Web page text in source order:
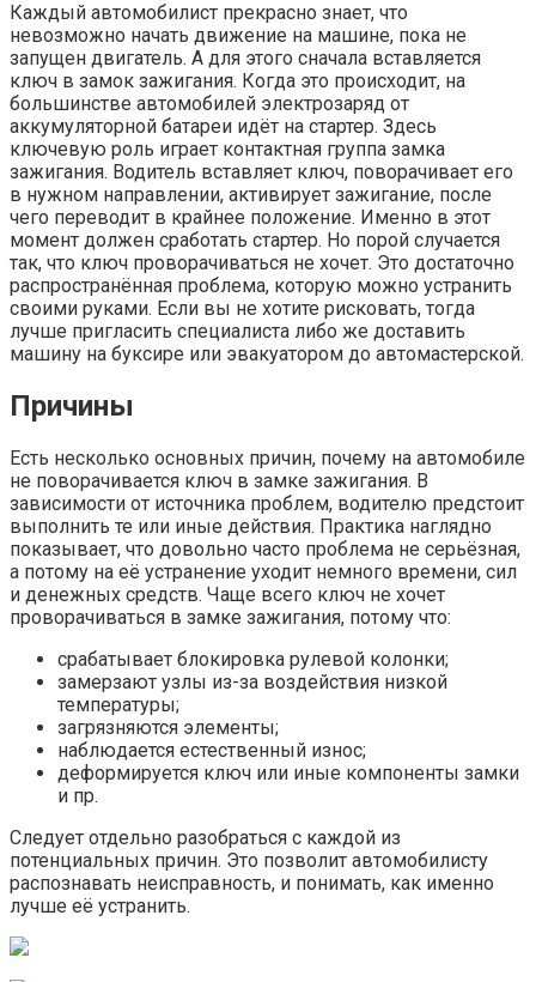
Каждый автомобилист прекрасно знает, что
невозможно начать движение на машине, пока не
запущен двигатель. А для этого сначала вставляется
ключ в замок зажигания. Когда это происходит, на
большинстве автомобилей электрозаряд от
аккумуляторной батареи идёт на стартер. Здесь
ключевую роль играет контактная группа замка
зажигания. Водитель вставляет ключ, поворачивает его
в нужном направлении, активирует зажигание, после
чего переводит в крайнее положение. Именно в этот
момент должен сработать стартер. Но порой случается
так, что ключ проворачиваться не хочет. Это достаточно
распространённая проблема, которую можно устранить
своими руками. Если вы не хотите рисковать, тогда
лучше пригласить специалиста либо же доставить
машину на буксире или эвакуатором до автомастерской.
Причины
Есть несколько основных причин, почему на автомобиле
не поворачивается ключ в замке зажигания. В
зависимости от источника проблем, водителю предстоит
выполнить те или иные действия. Практика наглядно
показывает, что довольно часто проблема не серьёзная,
а потому на её устранение уходит немного времени, сил
и денежных средств. Чаще всего ключ не хочет
проворачиваться в замке зажигания, потому что:
срабатывает блокировка рулевой колонки;
замерзают узлы из-за воздействия низкой
температуры;
загрязняются элементы;
наблюдается естественный износ;
деформируется ключ или иные компоненты замки
и пр.
Следует отдельно разобраться с каждой из
потенциальных причин. Это позволит автомобилисту
распознавать неисправность, и понимать, как именно
лучше её устранить.